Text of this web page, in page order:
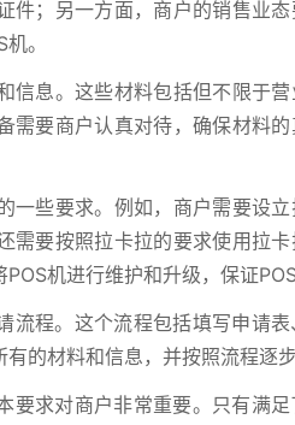
件；另一方面，商户的销售业
。
信息。这些材料包括但不限于
需要商户认真对待，确保材料
一些要求。例如，商户需要设
需要按照拉卡拉的要求使用拉
机进行维护和升级，保证
流程。这个流程包括填写申请
的材料和信息，并按照流程逐
要求对商户非常重要。只有满